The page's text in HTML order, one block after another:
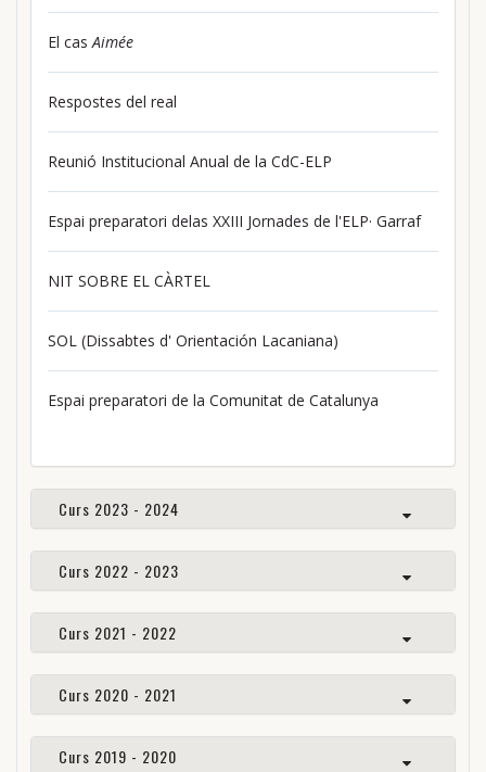
El cas Aimée
Respostes del real
Reunió Institucional Anual de la CdC-ELP
Espai preparatori delas XXIII Jornades de l'ELP· Garraf
NIT SOBRE EL CÀRTEL
SOL (Dissabtes d' Orientación Lacaniana)
Espai preparatori de la Comunitat de Catalunya
Curs 2023 - 2024
Curs 2022 - 2023
Curs 2021 - 2022
Curs 2020 - 2021
Curs 2019 - 2020